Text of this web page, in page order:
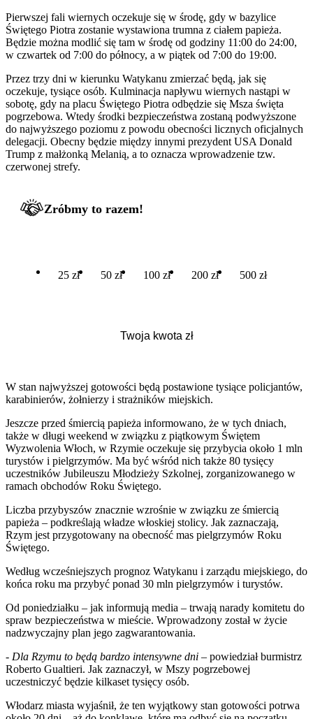
Pierwszej fali wiernych oczekuje się w środę, gdy w bazylice
Świętego Piotra zostanie wystawiona trumna z ciałem papieża.
Będzie można modlić się tam w środę od godziny 11:00 do 24:00,
w czwartek od 7:00 do północy, a w piątek od 7:00 do 19:00.
Przez trzy dni w kierunku Watykanu zmierzać będą, jak się
oczekuje, tysiące osób. Kulminacja napływu wiernych nastąpi w
sobotę, gdy na placu Świętego Piotra odbędzie się Msza święta
pogrzebowa. Wtedy środki bezpieczeństwa zostaną podwyższone
do najwyższego poziomu z powodu obecności licznych oficjalnych
delegacji. Obecny będzie między innymi prezydent USA Donald
Trump z małżonką Melanią, a to oznacza wprowadzenie tzw.
czerwonej strefy.
Zróbmy to razem!
25 zł 50 zł 100 zł 200 zł 500 zł
W stan najwyższej gotowości będą postawione tysiące policjantów,
karabinierów, żołnierzy i strażników miejskich.
Jeszcze przed śmiercią papieża informowano, że w tych dniach,
także w długi weekend w związku z piątkowym Świętem
Wyzwolenia Włoch, w Rzymie oczekuje się przybycia około 1 mln
turystów i pielgrzymów. Ma być wśród nich także 80 tysięcy
uczestników Jubileuszu Młodzieży Szkolnej, zorganizowanego w
ramach obchodów Roku Świętego.
Liczba przybyszów znacznie wzrośnie w związku ze śmiercią
papieża – podkreślają władze włoskiej stolicy. Jak zaznaczają,
Rzym jest przygotowany na obecność mas pielgrzymów Roku
Świętego.
Według wcześniejszych prognoz Watykanu i zarządu miejskiego, do
końca roku ma przybyć ponad 30 mln pielgrzymów i turystów.
Od poniedziałku – jak informują media – trwają narady komitetu do
spraw bezpieczeństwa w mieście. Wprowadzony został w życie
nadzwyczajny plan jego zagwarantowania.
- Dla Rzymu to będą bardzo intensywne dni – powiedział burmistrz
Roberto Gualtieri. Jak zaznaczył, w Mszy pogrzebowej
uczestniczyć będzie kilkaset tysięcy osób.
Włodarz miasta wyjaśnił, że ten wyjątkowy stan gotowości potrwa